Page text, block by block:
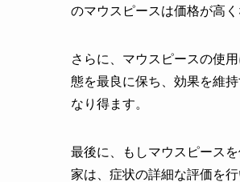
のマウスピースは価格が高
さらに、マウスピースの使
態を最良に保ち、効果を維
なり得ます。
最後に、もしマウスピース
家は、症状の詳細な評価を